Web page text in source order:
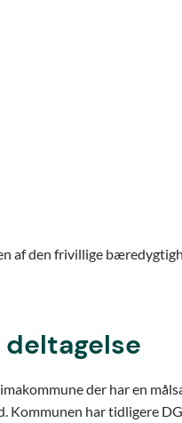
af den frivillige
der har en
Kommunen har tidligere